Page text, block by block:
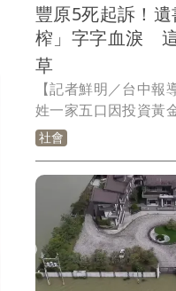
豐原5死起訴！
榨」字字血淚
草
【記者鮮明／台中報
姓一家五口因投資黃
短震驚社會，台中地
起黃金團購的李姓女
上。起訴書揭露，王
李女仍不滿足，今年
身上沾滿血液等照片
畏懼，留下「一次又
的壓榨」的遺書後，
他們的最後一根稻草
社會